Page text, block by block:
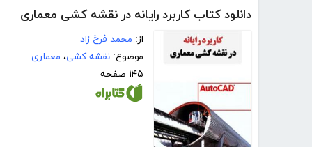
دانلود کتاب کاربرد رایانه در نقشه کشی معماری
از: محمد فرخ زاد
موضوع: نقشه کشی، معماری
۱۴۵ صفحه